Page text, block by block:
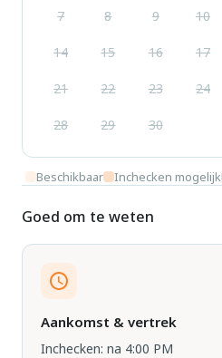
7 8 9 10
14 15 16 17
21 22 23 24
28 29 30
Beschikbaar Inchecken mogelijk
Goed om te weten
Aankomst & vertrek
Inchecken: na 4:00 PM